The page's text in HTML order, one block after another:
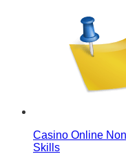
Casino Online
Skills